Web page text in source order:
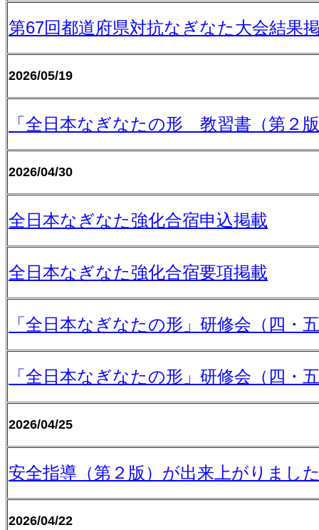
第67回都道府県対抗なぎなた大会結果
2026/05/19
「全日本なぎなたの形 教習書（第２
2026/04/30
全日本なぎなた強化合宿申込掲載
全日本なぎなた強化合宿要項掲載
「全日本なぎなたの形」研修会（四・
「全日本なぎなたの形」研修会（四・
2026/04/25
安全指導（第２版）が出来上がりまし
2026/04/22